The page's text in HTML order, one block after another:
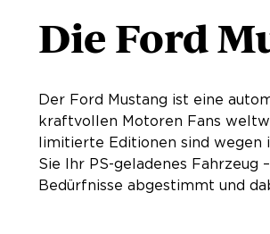
Die Ford
Der Ford Mustang ist eine
kraftvollen Motoren Fans
limitierte Editionen sind wegen
Sie Ihr PS-geladenes Fahrzeug
Bedürfnisse abgestimmt und